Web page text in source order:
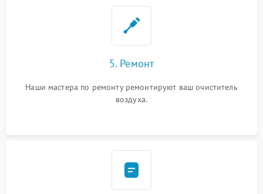
5. Ремонт
Наши мастера по ремонту ремонтируют ваш очиститель
воздуха.